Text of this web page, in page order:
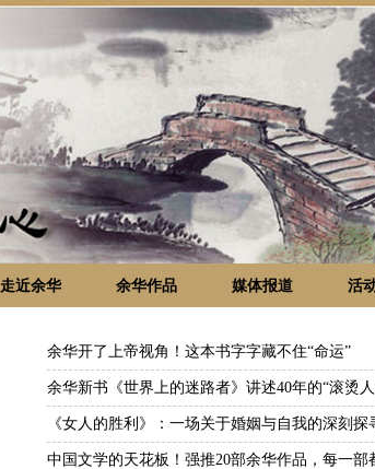
走近余华 余华作品 媒体报道 活
余华开了上帝视角！这本书字字藏不住“命运”
余华新书《世界上的迷路者》讲述40年的“滚烫
《女人的胜利》：一场关于婚姻与自我的深刻探
中国文学的天花板！强推20部余华作品，每一部